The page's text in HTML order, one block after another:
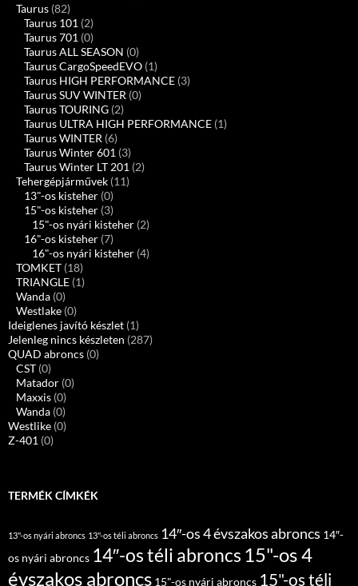
Taurus (82)
Taurus 101 (2)
Taurus 701 (0)
Taurus ALL SEASON (0)
Taurus CargoSpeedEVO (1)
Taurus HIGH PERFORMANCE (3)
Taurus SUV WINTER (0)
Taurus TOURING (2)
Taurus ULTRA HIGH PERFORMANCE (1)
Taurus WINTER (6)
Taurus Winter 601 (3)
Taurus Winter LT 201 (2)
Tehergépjárművek (11)
13"-os kisteher (0)
15"-os kisteher (3)
15"-os nyári kisteher (2)
16"-os kisteher (7)
16"-os nyári kisteher (4)
TOMKET (18)
TRIANGLE (1)
Wanda (0)
Westlake (0)
Ideiglenes javító készlet (1)
Jelenleg nincs készleten (287)
QUAD abroncs (0)
CST (0)
Matador (0)
Maxxis (0)
Wanda (0)
Westlike (0)
Z-401 (0)
TERMÉK CÍMKÉK
13"-os nyári abroncs 13"-os téli abroncs 14″-os 4 évszakos abroncs 14″-
os nyári abroncs 14″-os téli abroncs 15"-os 4
évszakos abroncs 15"-os nyári abroncs 15"-os téli